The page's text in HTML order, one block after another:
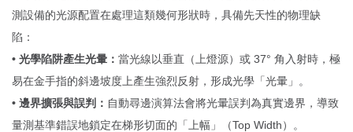
測設備的光源配置在處理這類幾何形狀時，具備先天性的物理缺
陷：
• 光學陷阱產生光暈： 當光線以垂直（上燈源）或 37° 角入射時，極
易在金手指的斜邊坡度上產生強烈反射，形成光學「光暈」。
• 邊界擴張與誤判： 自動尋邊演算法會將光暈誤判為真實邊界，導致
量測基準錯誤地鎖定在梯形切面的「上幅」（Top Width）。